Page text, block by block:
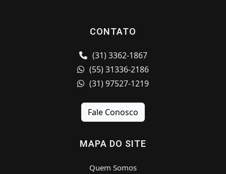
CONTATO
(31) 3362-1867
(55) 31336-2186
(31) 97527-1219
Fale Conosco
MAPA DO SITE
Quem Somos